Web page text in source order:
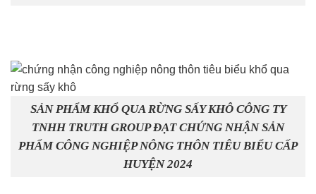
SẢN PHẨM KHỔ QUA RỪNG SẤY KHÔ CÔNG TY
TNHH TRUTH GROUP ĐẠT CHỨNG NHẬN SẢN
PHẨM CÔNG NGHIỆP NÔNG THÔN TIÊU BIỂU CẤP
HUYỆN 2024